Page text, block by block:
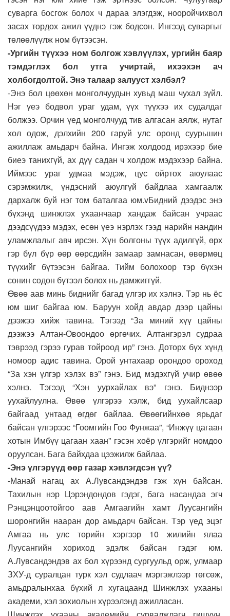
суварга босгож болох ч дараа элэгдэж, нооройчихвол
засах тордох ажил үүднэ гэж бодсон. Ингээд суваргыг
төлөөлүүлж ном бүтээсэн.
-Ургийн түүхээ ном болгож хэвлүүлэх, ургийн баяр
тэмдэглэх бол утга учиртай, ихээхэн ач
холбогдолтой. Энэ талаар залууст хэлбэл?
-Энэ бол цөөхөн монголчуудын хувьд маш чухал зүйл.
Нэг үеэ бодвол ураг удам, үүх түүхээ их судалдаг
болжээ. Орчин үед монголчууд тив алгасан аялж, нутаг
хол одож, дэлхийн 200 гаруй улс оронд суурьшин
ажиллаж амьдарч байна. Ингэж холдоод ирэхээр бие
биеэ танихгүй, ах дүү садан ч холдож мэдэхээр байна.
Иймээс ураг удмаа мэдэж, цус ойртох аюулаас
сэрэмжилж, үндэсний аюулгүй байдлаа хамгаалж
дархалж буй нэг том баталгаа юм.vБидний дээдэс энэ
бүхэнд шинжлэх ухаанчаар хандаж байсан учраас
дээдсүүдээ мэдэх, есөн үеэ нэрлэх гээд нарийн нандин
уламжлалыг авч ирсэн. Хүн болгоны түүх адилгүй, өрх
гэр бүл бүр өөр өөрсдийн замаар замнасан, өвөрмөц
түүхийг бүтээсэн байгаа. Тийм болохоор тэр бүхэн
сонин содон бүтээл болох нь дамжиггүй.
Өвөө аав минь биднийг багад үлгэр их хэлнэ. Тэр нь ёс
юм шиг байгаа юм. Баруун хойд авдар дээр цайны
дээжээ хийж тавина. Тэгээд “За миний хүү цайны
дээжээ Алтан-Овоондоо өргөчих. Алтангэрэл судраа
тэврээд гэрээ гурав тойроод ир” гэнэ. Доторх бүх хүнд
номоор адис тавина. Орой унтахаар орондоо ороход
“За хэн үлгэр хэлэх вэ” гэнэ. Бид мэдэхгүй учир өвөө
хэлнэ. Тэгээд “Хэн уурхайлах вэ” гэнэ. Биднээр
уухайлуулна. Өвөө үлгэрээ хэлж, бид уухайлсаар
байгаад унтаад өгдөг байлаа. Өвөөгийнхөө ярьдаг
байсан үлгэрээс “Гоомгийн Гоо Фунжаа”, “Инжүү цагаан
хотын Имбүү цагаан хаан” гэсэн хоёр үлгэрийг номдоо
оруулсан. Бага байхдаа цээжилж байлаа.
-Энэ үлгэрүүд өөр газар хэвлэгдсэн үү?
-Манай нагац ах А.Лувсандэндэв гэж хүн байсан.
Тахилын нэр Цэрэндондов гэдэг, бага насандаа эгч
Рэнцэнцоотойгоо аав Амгаагийн хамт Луусангийн
шоронгийн нааран дор амьдарч байсан. Тэр үед эцэг
Амгаа нь улс төрийн хэргээр 10 жилийн ялаа
Луусангийн хориход эдэлж байсан гэдэг юм.
А.Лувсандэндэв ах бол хүрээнд сургуульд орж, улмаар
ЗХУ-д суралцан турк хэл судлаач мэргэжлээр төгсөж,
амьдралынхаа бүхий л хугацаанд Шинжлэх ухааны
академи, хэл зохиолын хүрээлэнд ажилласан.